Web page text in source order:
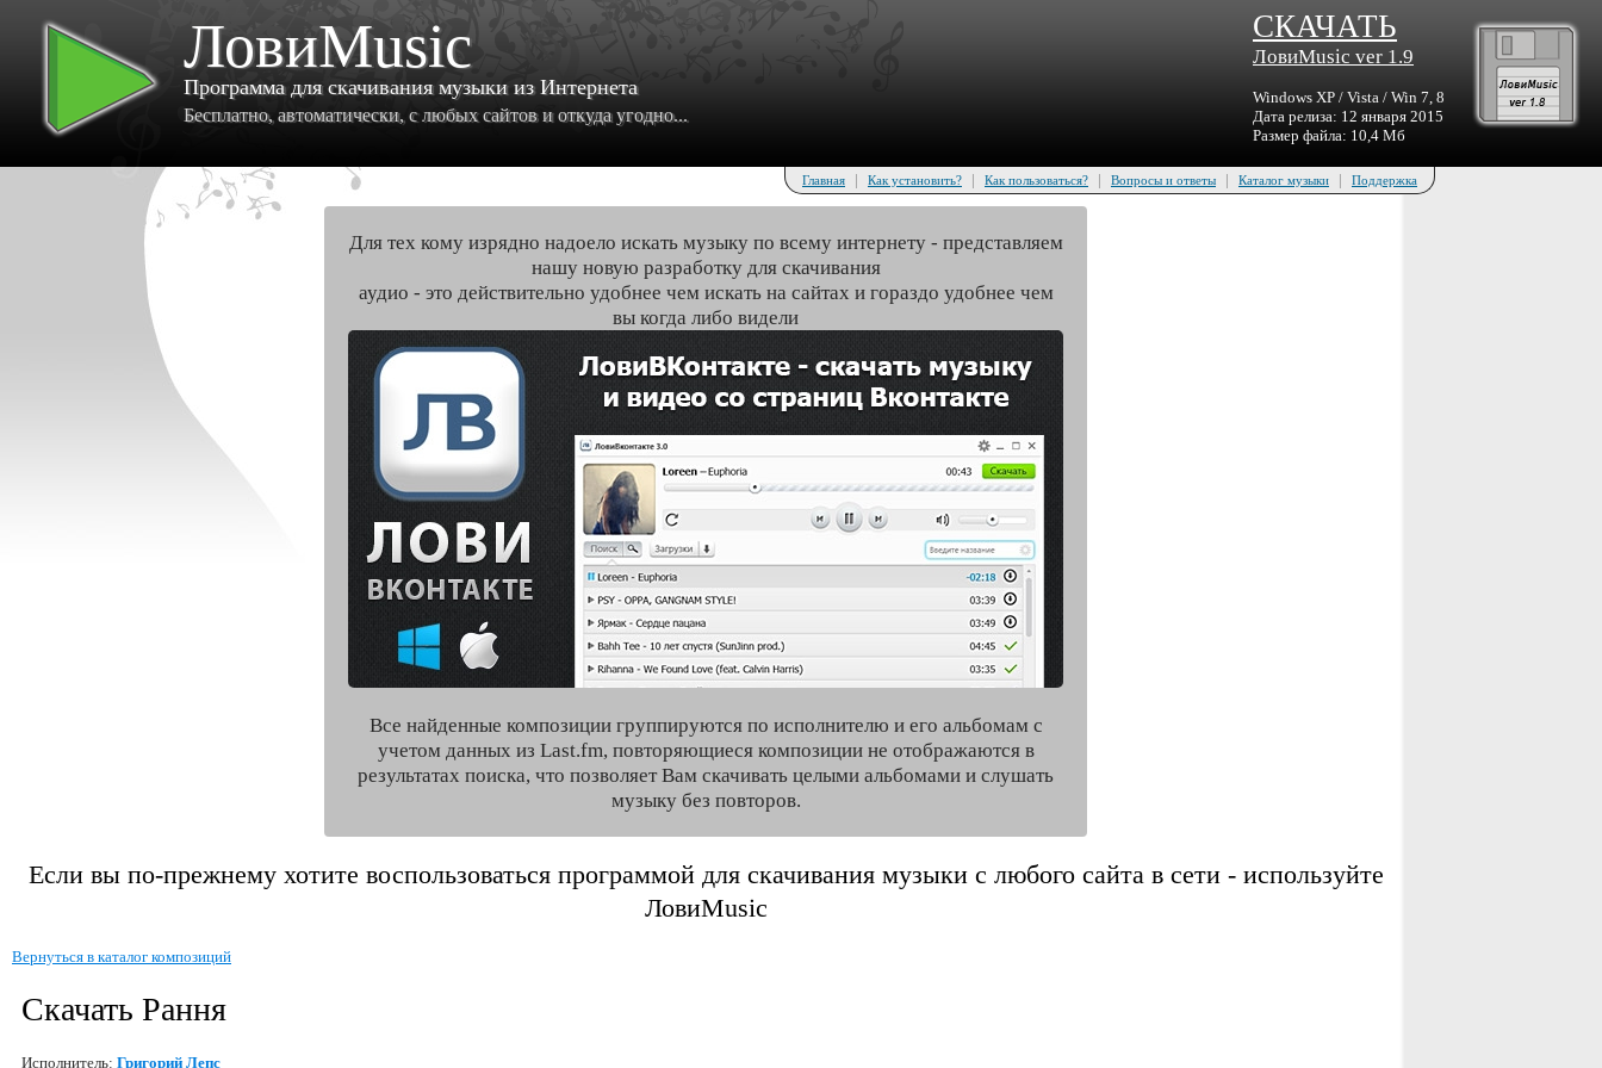
ЛовиMusic
Программа для скачивания музыки из Интернета
Бесплатно, автоматически, с любых сайтов и откуда угодно...
СКАЧАТЬ
ЛовиMusic ver 1.9
Windows XP / Vista / Win 7, 8
Дата релиза: 12 января 2015
Размер файла: 10,4 Мб
Главная | Как установить? | Как пользоваться? | Вопросы и ответы | Каталог музыки | Поддержка
Для тех кому изрядно надоело искать музыку по всему интернету - представляем
нашу новую разработку для скачивания
аудио - это действительно удобнее чем искать на сайтах и гораздо удобнее чем
вы когда либо видели
Все найденные композиции группируются по исполнителю и его альбомам с
учетом данных из Last.fm, повторяющиеся композиции не отображаются в
результатах поиска, что позволяет Вам скачивать целыми альбомами и слушать
музыку без повторов.
Если вы по-прежнему хотите воспользоваться программой для скачивания музыки с любого сайта в сети - используйте
ЛовиMusic
Вернуться в каталог композиций
Скачать Рання
Исполнитель: Григорий Лепс